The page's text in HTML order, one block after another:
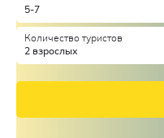
5-7
Количество туристов
2 взрослых